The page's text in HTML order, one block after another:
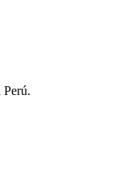
Perú.